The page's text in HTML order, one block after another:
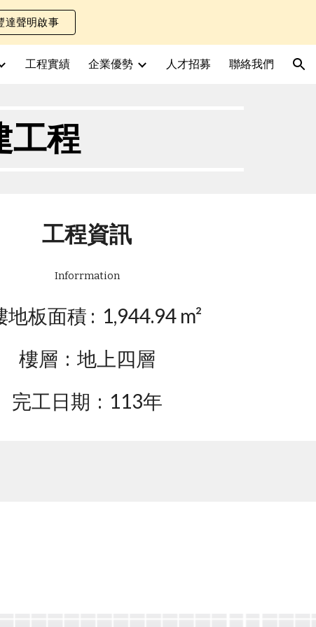
達聲明啟事
工程實績 企業優勢 人才招募 聯絡我們
工程
工程資訊
Inforrmation
地板面積 : 1,944.94 m²
樓層 : 地上四層
完工日期 : 113年